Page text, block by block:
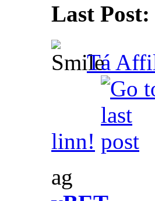
Last Post:
Tá
linn!
ag